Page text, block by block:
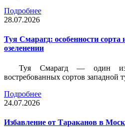
Подробнее
28.07.2026
Туя Смарагд: особенности сорта
озеленении
Туя Смарагд — один
востребованных сортов западной
Подробнее
24.07.2026
Избавление от Тараканов в